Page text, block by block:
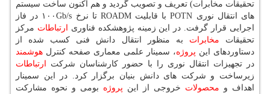
تحقیقات مخابرات) تعریف و تصویب گردید و هم اكنون ساخت سیستم
های انتقال نوری POTN با قابلیت ROADM تا نرخ ۱۰۰Gb/s در فاز
اجرایی قرار گرفت. در این زمینه پژوهشكده فناوری ارتباطات مركز
تحقیقات مخابرات به منظور انتقال دانش فنی كسب شده از
دستاوردهای این پروژه، سمینار علمی معماری صفحه كنترل هوشمند
در تجهیزات انتقال نوری را با حضور كارشناسان شركت ارتباطات
زیرساخت و شركت های دانش بنیان برگزار كرد. در این سمینار
اهداف و محصولات خروجی از این پروژه بومی و نحوه مشاركت